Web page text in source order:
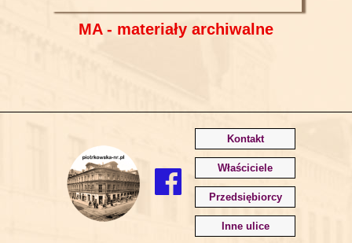
MA - materiały archiwalne
Kontakt
Właściciele
Przedsiębiorcy
Inne ulice